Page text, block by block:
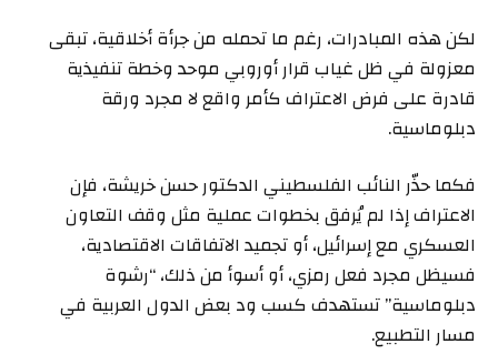
لكن هذه المبادرات، رغم ما تحمله من جرأة أخلاقية، تبقى
معزولة في ظل غياب قرار أوروبي موحد وخطة تنفيذية
قادرة على فرض الاعتراف كأمر واقع لا مجرد ورقة
دبلوماسية.
فكما حذّر النائب الفلسطيني الدكتور حسن خريشة، فإن
الاعتراف إذا لم يُرفق بخطوات عملية مثل وقف التعاون
العسكري مع إسرائيل، أو تجميد الاتفاقات الاقتصادية،
فسيظل مجرد فعل رمزي، أو أسوأ من ذلك، “رشوة
دبلوماسية” تستهدف كسب ود بعض الدول العربية في
مسار التطبيع.